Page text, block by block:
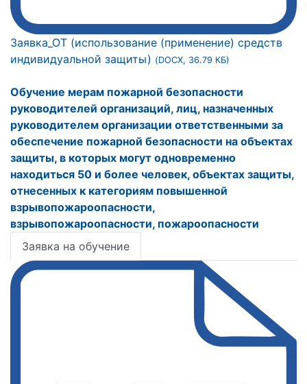
Заявка_ОТ (использование (применение) средств
индивидуальной защиты) (DOCX, 36.79 КБ)
Обучение мерам пожарной безопасности
руководителей организаций, лиц, назначенных
руководителем организации ответственными за
обеспечение пожарной безопасности на объектах
защиты, в которых могут одновременно
находиться 50 и более человек, объектах защиты,
отнесенных к категориям повышенной
взрывопожароопасности,
взрывопожароопасности, пожароопасности
Заявка на обучение